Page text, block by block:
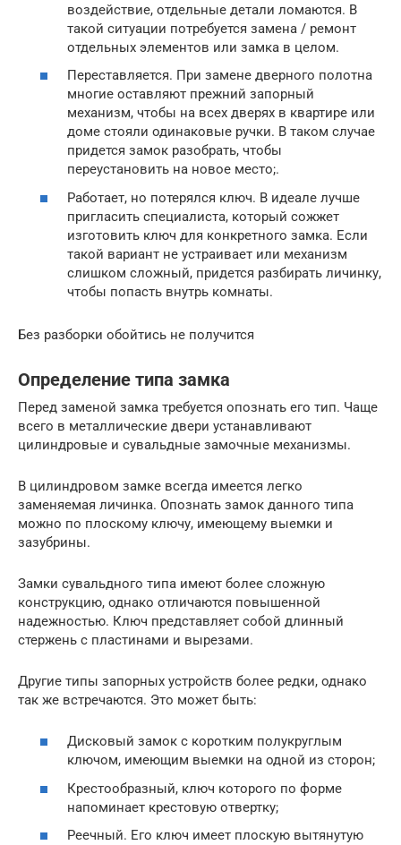
воздействие, отдельные детали ломаются. В
такой ситуации потребуется замена / ремонт
отдельных элементов или замка в целом.
Переставляется. При замене дверного полотна
многие оставляют прежний запорный
механизм, чтобы на всех дверях в квартире или
доме стояли одинаковые ручки. В таком случае
придется замок разобрать, чтобы
переустановить на новое место;.
Работает, но потерялся ключ. В идеале лучше
пригласить специалиста, который сожжет
изготовить ключ для конкретного замка. Если
такой вариант не устраивает или механизм
слишком сложный, придется разбирать личинку,
чтобы попасть внутрь комнаты.
Без разборки обойтись не получится
Определение типа замка
Перед заменой замка требуется опознать его тип. Чаще
всего в металлические двери устанавливают
цилиндровые и сувальдные замочные механизмы.
В цилиндровом замке всегда имеется легко
заменяемая личинка. Опознать замок данного типа
можно по плоскому ключу, имеющему выемки и
зазубрины.
Замки сувальдного типа имеют более сложную
конструкцию, однако отличаются повышенной
надежностью. Ключ представляет собой длинный
стержень с пластинами и вырезами.
Другие типы запорных устройств более редки, однако
так же встречаются. Это может быть:
Дисковый замок с коротким полукруглым
ключом, имеющим выемки на одной из сторон;
Крестообразный, ключ которого по форме
напоминает крестовую отвертку;
Реечный. Его ключ имеет плоскую вытянутую